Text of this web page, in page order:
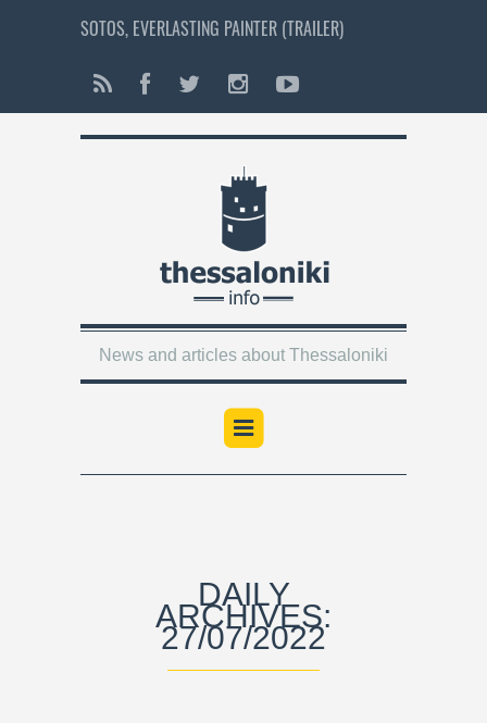
SOTOS, EVERLASTING PAINTER (TRAILER)
News and articles about Thessaloniki
DAILY
ARCHIVES:
27/07/2022